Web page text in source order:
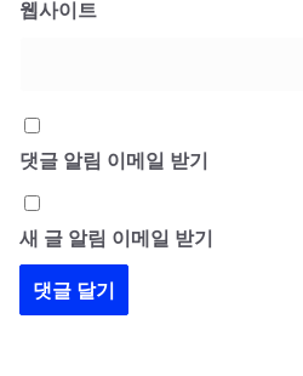
웹사이트
댓글 알림 이메일 받기
새 글 알림 이메일 받기